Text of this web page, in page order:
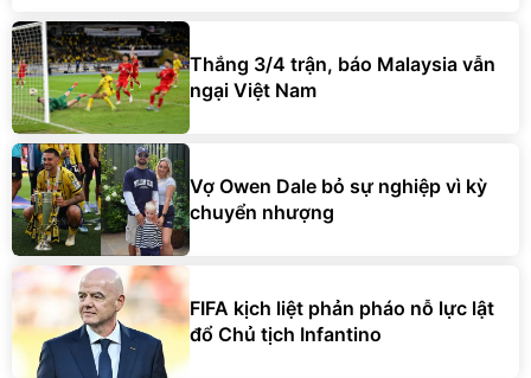
Thắng 3/4 trận, báo Malaysia vẫn
ngại Việt Nam
Vợ Owen Dale bỏ sự nghiệp vì kỳ
chuyển nhượng
FIFA kịch liệt phản pháo nỗ lực lật
đổ Chủ tịch Infantino